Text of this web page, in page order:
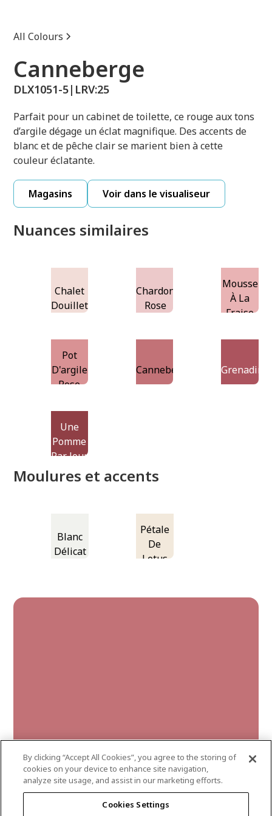
All Colours
Canneberge
DLX1051-5| LRV:25
Parfait pour un cabinet de toilette, ce rouge aux tons
d’argile dégage un éclat magnifique. Des accents de
blanc et de pêche clair se marient bien à cette
couleur éclatante.
Magasins Voir dans le visualiseur
Nuances similaires
Chalet
Douillet
Chardon
Rose
Mousse
À La
Fraise
Pot
D'argile
Rose
Canneberge Grenadine
Une
Pomme
Par Jour
Moulures et accents
Blanc
Délicat
Pétale
De
Lotus
By clicking “Accept All Cookies”, you agree to the storing of
cookies on your device to enhance site navigation,
analyze site usage, and assist in our marketing efforts.
Cookies Settings